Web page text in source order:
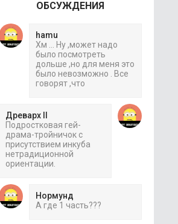
ОБСУЖДЕНИЯ
hamu
Хм ... Ну ,может надо
было посмотреть
дольше ,но для меня это
было невозможно . Все
говорят ,что
Древарх II
Подростковая гей-
драма-тройничок с
присутствием инкуба
нетрадиционной
ориентации.
Нормунд
А где 1 часть???